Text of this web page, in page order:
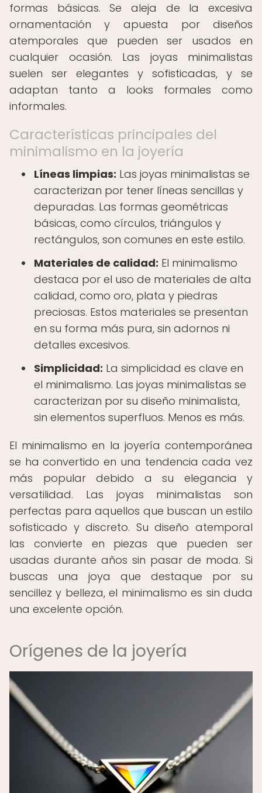
formas básicas. Se aleja de la excesiva
ornamentación y apuesta por diseños
atemporales que pueden ser usados en
cualquier ocasión. Las joyas minimalistas
suelen ser elegantes y sofisticadas, y se
adaptan tanto a looks formales como
informales.
Características principales del
minimalismo en la joyería
Líneas limpias: Las joyas minimalistas se
caracterizan por tener líneas sencillas y
depuradas. Las formas geométricas
básicas, como círculos, triángulos y
rectángulos, son comunes en este estilo.
Materiales de calidad: El minimalismo
destaca por el uso de materiales de alta
calidad, como oro, plata y piedras
preciosas. Estos materiales se presentan
en su forma más pura, sin adornos ni
detalles excesivos.
Simplicidad: La simplicidad es clave en
el minimalismo. Las joyas minimalistas se
caracterizan por su diseño minimalista,
sin elementos superfluos. Menos es más.
El minimalismo en la joyería contemporánea
se ha convertido en una tendencia cada vez
más popular debido a su elegancia y
versatilidad. Las joyas minimalistas son
perfectas para aquellos que buscan un estilo
sofisticado y discreto. Su diseño atemporal
las convierte en piezas que pueden ser
usadas durante años sin pasar de moda. Si
buscas una joya que destaque por su
sencillez y belleza, el minimalismo es sin duda
una excelente opción.
Orígenes de la joyería